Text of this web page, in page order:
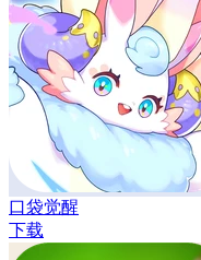
口袋觉醒
下载